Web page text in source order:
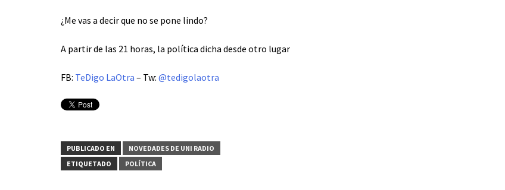
¿Me vas a decir que no se pone lindo?
A partir de las 21 horas, la política dicha desde otro lugar
FB: TeDigo LaOtra – Tw: @tedigolaotra
PUBLICADO EN
NOVEDADES DE UNI RADIO
ETIQUETADO
POLÍTICA